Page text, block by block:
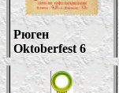
Рюген
Oktoberfest6